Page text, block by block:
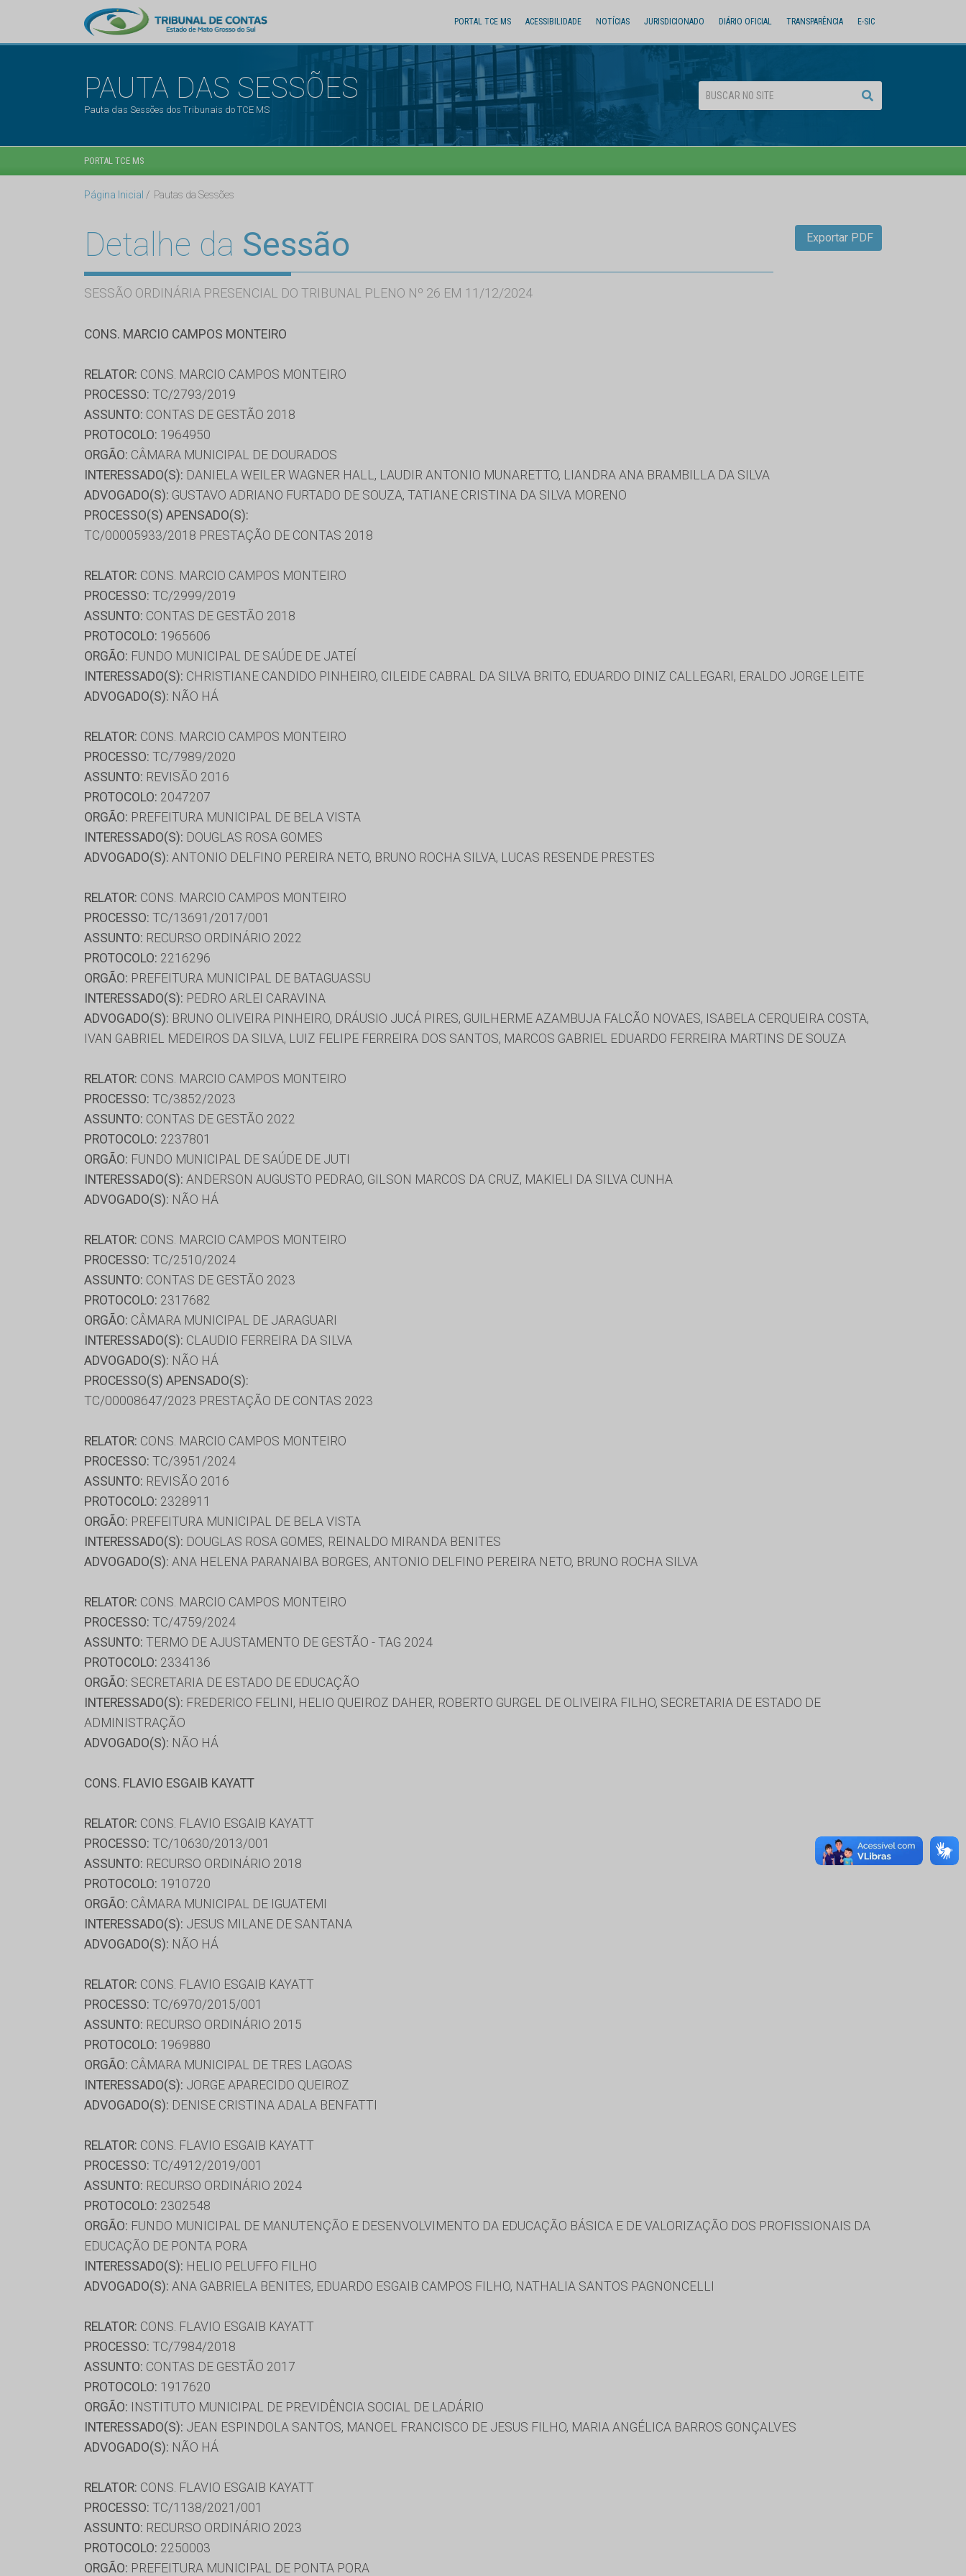
PORTAL TCE MS ACESSIBILIDADE NOTÍCIAS JURISDICIONADO DIÁRIO OFICIAL TRANSPARÊNCIA E-SIC
PAUTA DAS SESSÕES
Pauta das Sessões dos Tribunais do TCE MS
PORTAL TCE MS
Página Inicial Pautas da Sessões
Detalhe da Sessão
SESSÃO ORDINÁRIA PRESENCIAL DO TRIBUNAL PLENO Nº 26 EM 11/12/2024
Exportar PDF
CONS. MARCIO CAMPOS MONTEIRO
RELATOR: CONS. MARCIO CAMPOS MONTEIRO
PROCESSO: TC/2793/2019
ASSUNTO: CONTAS DE GESTÃO 2018
PROTOCOLO: 1964950
ORGÃO: CÂMARA MUNICIPAL DE DOURADOS
INTERESSADO(S): DANIELA WEILER WAGNER HALL, LAUDIR ANTONIO MUNARETTO, LIANDRA ANA BRAMBILLA DA SILVA
ADVOGADO(S): GUSTAVO ADRIANO FURTADO DE SOUZA, TATIANE CRISTINA DA SILVA MORENO
PROCESSO(S) APENSADO(S):
TC/00005933/2018 PRESTAÇÃO DE CONTAS 2018
RELATOR: CONS. MARCIO CAMPOS MONTEIRO
PROCESSO: TC/2999/2019
ASSUNTO: CONTAS DE GESTÃO 2018
PROTOCOLO: 1965606
ORGÃO: FUNDO MUNICIPAL DE SAÚDE DE JATEÍ
INTERESSADO(S): CHRISTIANE CANDIDO PINHEIRO, CILEIDE CABRAL DA SILVA BRITO, EDUARDO DINIZ CALLEGARI, ERALDO JORGE LEITE
ADVOGADO(S): NÃO HÁ
RELATOR: CONS. MARCIO CAMPOS MONTEIRO
PROCESSO: TC/7989/2020
ASSUNTO: REVISÃO 2016
PROTOCOLO: 2047207
ORGÃO: PREFEITURA MUNICIPAL DE BELA VISTA
INTERESSADO(S): DOUGLAS ROSA GOMES
ADVOGADO(S): ANTONIO DELFINO PEREIRA NETO, BRUNO ROCHA SILVA, LUCAS RESENDE PRESTES
RELATOR: CONS. MARCIO CAMPOS MONTEIRO
PROCESSO: TC/13691/2017/001
ASSUNTO: RECURSO ORDINÁRIO 2022
PROTOCOLO: 2216296
ORGÃO: PREFEITURA MUNICIPAL DE BATAGUASSU
INTERESSADO(S): PEDRO ARLEI CARAVINA
ADVOGADO(S): BRUNO OLIVEIRA PINHEIRO, DRÁUSIO JUCÁ PIRES, GUILHERME AZAMBUJA FALCÃO NOVAES, ISABELA CERQUEIRA COSTA,
IVAN GABRIEL MEDEIROS DA SILVA, LUIZ FELIPE FERREIRA DOS SANTOS, MARCOS GABRIEL EDUARDO FERREIRA MARTINS DE SOUZA
RELATOR: CONS. MARCIO CAMPOS MONTEIRO
PROCESSO: TC/3852/2023
ASSUNTO: CONTAS DE GESTÃO 2022
PROTOCOLO: 2237801
ORGÃO: FUNDO MUNICIPAL DE SAÚDE DE JUTI
INTERESSADO(S): ANDERSON AUGUSTO PEDRAO, GILSON MARCOS DA CRUZ, MAKIELI DA SILVA CUNHA
ADVOGADO(S): NÃO HÁ
RELATOR: CONS. MARCIO CAMPOS MONTEIRO
PROCESSO: TC/2510/2024
ASSUNTO: CONTAS DE GESTÃO 2023
PROTOCOLO: 2317682
ORGÃO: CÂMARA MUNICIPAL DE JARAGUARI
INTERESSADO(S): CLAUDIO FERREIRA DA SILVA
ADVOGADO(S): NÃO HÁ
PROCESSO(S) APENSADO(S):
TC/00008647/2023 PRESTAÇÃO DE CONTAS 2023
RELATOR: CONS. MARCIO CAMPOS MONTEIRO
PROCESSO: TC/3951/2024
ASSUNTO: REVISÃO 2016
PROTOCOLO: 2328911
ORGÃO: PREFEITURA MUNICIPAL DE BELA VISTA
INTERESSADO(S): DOUGLAS ROSA GOMES, REINALDO MIRANDA BENITES
ADVOGADO(S): ANA HELENA PARANAIBA BORGES, ANTONIO DELFINO PEREIRA NETO, BRUNO ROCHA SILVA
RELATOR: CONS. MARCIO CAMPOS MONTEIRO
PROCESSO: TC/4759/2024
ASSUNTO: TERMO DE AJUSTAMENTO DE GESTÃO - TAG 2024
PROTOCOLO: 2334136
ORGÃO: SECRETARIA DE ESTADO DE EDUCAÇÃO
INTERESSADO(S): FREDERICO FELINI, HELIO QUEIROZ DAHER, ROBERTO GURGEL DE OLIVEIRA FILHO, SECRETARIA DE ESTADO DE
ADMINISTRAÇÃO
ADVOGADO(S): NÃO HÁ
CONS. FLAVIO ESGAIB KAYATT
RELATOR: CONS. FLAVIO ESGAIB KAYATT
PROCESSO: TC/10630/2013/001
ASSUNTO: RECURSO ORDINÁRIO 2018
PROTOCOLO: 1910720
ORGÃO: CÂMARA MUNICIPAL DE IGUATEMI
INTERESSADO(S): JESUS MILANE DE SANTANA
ADVOGADO(S): NÃO HÁ
RELATOR: CONS. FLAVIO ESGAIB KAYATT
PROCESSO: TC/6970/2015/001
ASSUNTO: RECURSO ORDINÁRIO 2015
PROTOCOLO: 1969880
ORGÃO: CÂMARA MUNICIPAL DE TRES LAGOAS
INTERESSADO(S): JORGE APARECIDO QUEIROZ
ADVOGADO(S): DENISE CRISTINA ADALA BENFATTI
RELATOR: CONS. FLAVIO ESGAIB KAYATT
PROCESSO: TC/4912/2019/001
ASSUNTO: RECURSO ORDINÁRIO 2024
PROTOCOLO: 2302548
ORGÃO: FUNDO MUNICIPAL DE MANUTENÇÃO E DESENVOLVIMENTO DA EDUCAÇÃO BÁSICA E DE VALORIZAÇÃO DOS PROFISSIONAIS DA
EDUCAÇÃO DE PONTA PORA
INTERESSADO(S): HELIO PELUFFO FILHO
ADVOGADO(S): ANA GABRIELA BENITES, EDUARDO ESGAIB CAMPOS FILHO, NATHALIA SANTOS PAGNONCELLI
RELATOR: CONS. FLAVIO ESGAIB KAYATT
PROCESSO: TC/7984/2018
ASSUNTO: CONTAS DE GESTÃO 2017
PROTOCOLO: 1917620
ORGÃO: INSTITUTO MUNICIPAL DE PREVIDÊNCIA SOCIAL DE LADÁRIO
INTERESSADO(S): JEAN ESPINDOLA SANTOS, MANOEL FRANCISCO DE JESUS FILHO, MARIA ANGÉLICA BARROS GONÇALVES
ADVOGADO(S): NÃO HÁ
RELATOR: CONS. FLAVIO ESGAIB KAYATT
PROCESSO: TC/1138/2021/001
ASSUNTO: RECURSO ORDINÁRIO 2023
PROTOCOLO: 2250003
ORGÃO: PREFEITURA MUNICIPAL DE PONTA PORA